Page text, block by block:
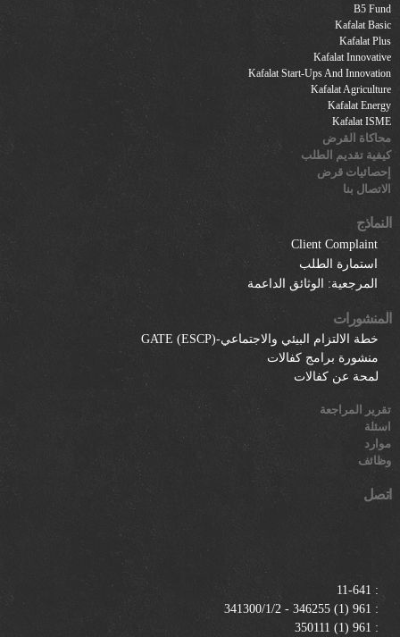
B5 Fund
Kafalat Basic
Kafalat Plus
Kafalat Innovative
Kafalat Start-Ups And Innovation
Kafalat Agriculture
Kafalat Energy
Kafalat ISME
محاكاة القرض
كيفية تقديم الطلب
إحصائيات قرض
الاتصال بنا
النماذج
Client Complaint
استمارة الطلب
المرجعية: الوثائق الداعمة
المنشورات
خطة الالتزام البيئي والاجتماعي-GATE (ESCP)
منشورة برامج كفالات
لمحة عن كفالات
تقرير المراجعة
اسئلة
موارد
وظائف
اتصل
:
11-641
:
961 (1) 346255 - 341300/1/2
:
961 (1) 350111